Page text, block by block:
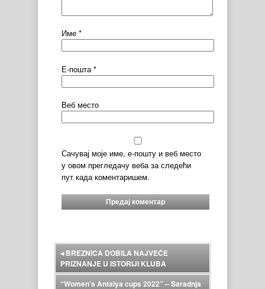
Име *
Е-пошта*
Веб место
Сачувај моје име, е-пошту и веб место
у овом прегледачу веба за следећи
пут када коментаришем.
◂BREZNICA DOBILA NAJVEĆE
PRIZNANJE U ISTORIJI KLUBA
“Women’s Antalya cups 2022” – Saradnja